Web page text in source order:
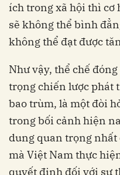
ích trong xã hội thì cơ
sẽ không thể bình
không thể đạt được
Như vậy, thể chế
trọng chiến lược phát
bao trùm, là một đòi
trong bối cảnh hiện
dung quan trọng
mà Việt Nam thực
quyết định đối với sự